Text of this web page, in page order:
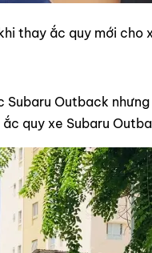
thay ắc quy mới cho
Outback
quy xe Subaru